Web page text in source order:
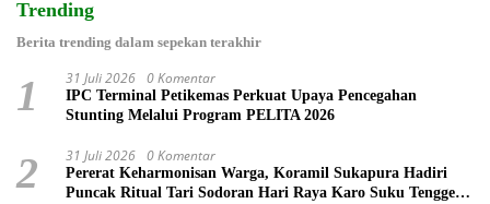
Trending
Berita trending dalam sepekan terakhir
1 31 Juli 2026 0 Komentar
IPC Terminal Petikemas Perkuat Upaya Pencegahan
Stunting Melalui Program PELITA 2026
2 31 Juli 2026 0 Komentar
Pererat Keharmonisan Warga, Koramil Sukapura Hadiri
Puncak Ritual Tari Sodoran Hari Raya Karo Suku Tengger